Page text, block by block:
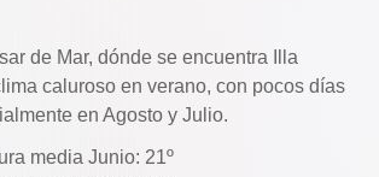
de Mar, dónde se encuentra Illa
caluroso en verano, con pocos días
en Agosto y Julio.
media Junio: 21º